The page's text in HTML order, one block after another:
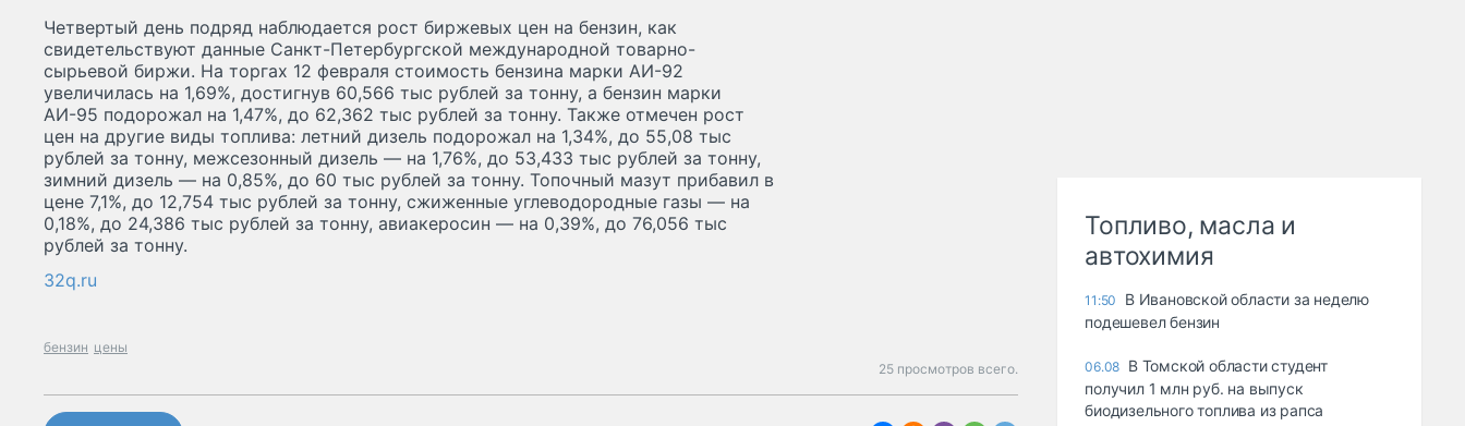
Четвертый день подряд наблюдается рост биржевых цен на бензин, как
свидетельствуют данные Санкт-Петербургской международной товарно-
сырьевой биржи. На торгах 12 февраля стоимость бензина марки АИ-92
увеличилась на 1,69%, достигнув 60,566 тыс рублей за тонну, а бензин марки
АИ-95 подорожал на 1,47%, до 62,362 тыс рублей за тонну. Также отмечен рост
цен на другие виды топлива: летний дизель подорожал на 1,34%, до 55,08 тыс
рублей за тонну, межсезонный дизель — на 1,76%, до 53,433 тыс рублей за тонну,
зимний дизель — на 0,85%, до 60 тыс рублей за тонну. Топочный мазут прибавил в
цене 7,1%, до 12,754 тыс рублей за тонну, сжиженные углеводородные газы — на
0,18%, до 24,386 тыс рублей за тонну, авиакеросин — на 0,39%, до 76,056 тыс
рублей за тонну.
32q.ru
бензин цены
25 просмотров всего.
Топливо, масла и
автохимия
11:50
В Ивановской области за неделю
подешевел бензин
06.08 В Томской области студент
получил 1 млн руб. на выпуск
биодизельного топлива из рапса